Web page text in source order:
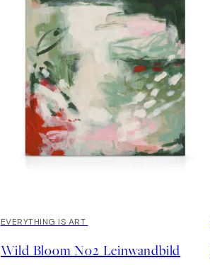
EVERYTHING IS ART
Wild Bloom No2 Leinwandbild